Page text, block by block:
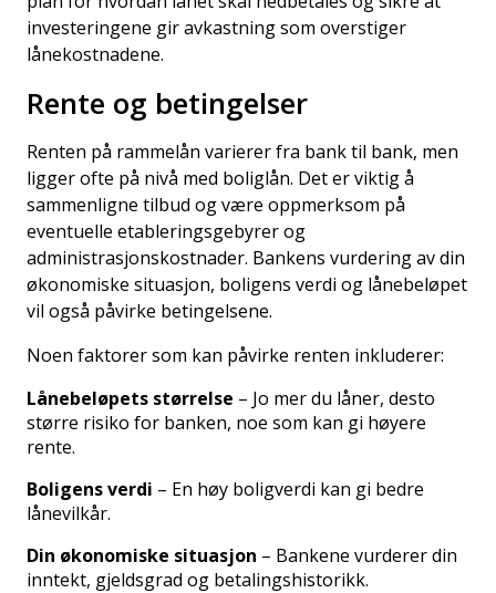
investeringene gir avkastning som overstiger
lånekostnadene.
Rente og betingelser
Renten på rammelån varierer fra bank til bank, men
ligger ofte på nivå med boliglån. Det er viktig å
sammenligne tilbud og være oppmerksom på
eventuelle etableringsgebyrer og
administrasjonskostnader. Bankens vurdering av din
økonomiske situasjon, boligens verdi og lånebeløpet
vil også påvirke betingelsene.
Noen faktorer som kan påvirke renten inkluderer:
Lånebeløpets størrelse – Jo mer du låner, desto
større risiko for banken, noe som kan gi høyere
rente.
Boligens verdi – En høy boligverdi kan gi bedre
lånevilkår.
Din økonomiske situasjon – Bankene vurderer din
inntekt, gjeldsgrad og betalingshistorikk.